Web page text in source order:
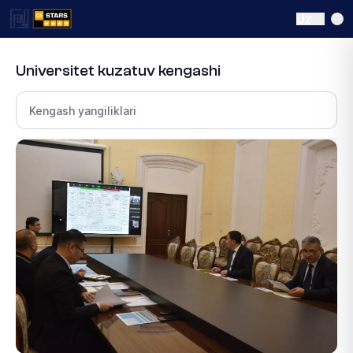
Universitet kuzatuv kengashi
Bo‘lim tanlang